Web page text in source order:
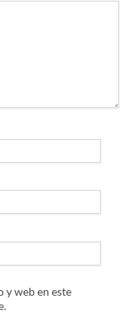
web en este